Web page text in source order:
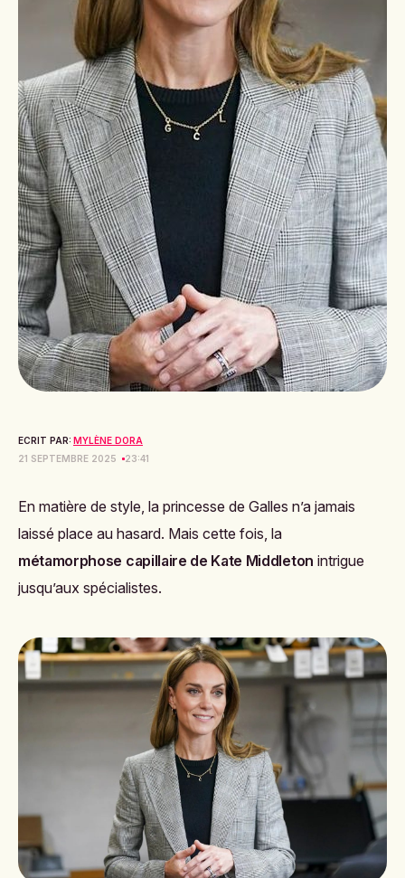
ECRIT PAR: MYLÈNE DORA
21 SEPTEMBRE 2025
23:41
En matière de style, la princesse de Galles n’a jamais
laissé place au hasard. Mais cette fois, la
métamorphose capillaire de Kate Middleton intrigue
jusqu’aux spécialistes.